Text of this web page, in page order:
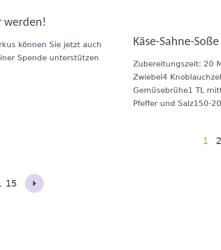
werden!
können Sie jetzt auch
Spende unterstützen
15
Käse-Sahne-Soße
Zubereitungszeit: 20
Zwiebel4
Gemüsebrühe1 TL
Pfeffer und Salz150-
1 2